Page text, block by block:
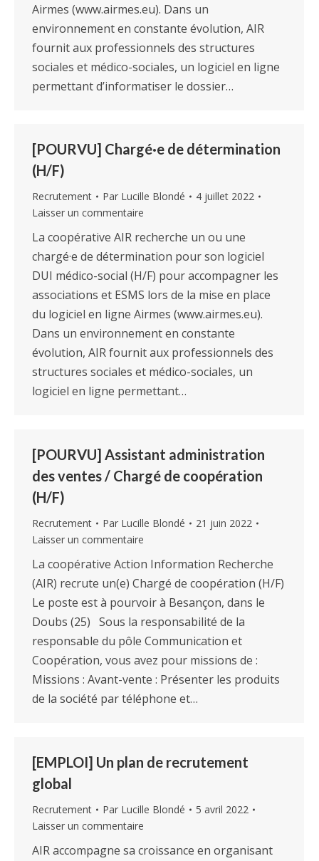
Airmes (www.airmes.eu). Dans un
environnement en constante évolution, AIR
fournit aux professionnels des structures
sociales et médico-sociales, un logiciel en ligne
permettant d’informatiser le dossier…
[POURVU] Chargé·e de détermination
(H/F)
Recrutement Par Lucille Blondé
4 juillet 2022
Laisser un commentaire
La coopérative AIR recherche un ou une
chargé·e de détermination pour son logiciel
DUI médico-social (H/F) pour accompagner les
associations et ESMS lors de la mise en place
du logiciel en ligne Airmes (www.airmes.eu).
Dans un environnement en constante
évolution, AIR fournit aux professionnels des
structures sociales et médico-sociales, un
logiciel en ligne permettant…
[POURVU] Assistant administration
des ventes / Chargé de coopération
(H/F)
Recrutement Par Lucille Blondé
21 juin 2022
Laisser un commentaire
La coopérative Action Information Recherche
(AIR) recrute un(e) Chargé de coopération (H/F)
Le poste est à pourvoir à Besançon, dans le
Doubs (25) Sous la responsabilité de la
responsable du pôle Communication et
Coopération, vous avez pour missions de :
Missions : Avant-vente : Présenter les produits
de la société par téléphone et…
[EMPLOI] Un plan de recrutement
global
Recrutement Par Lucille Blondé
5 avril 2022
Laisser un commentaire
AIR accompagne sa croissance en organisant